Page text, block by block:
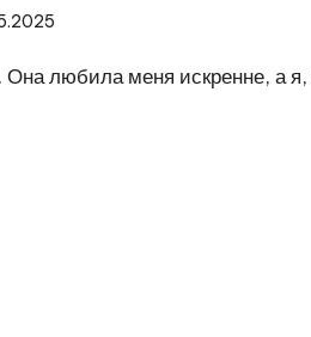
Она любила меня искренне, а